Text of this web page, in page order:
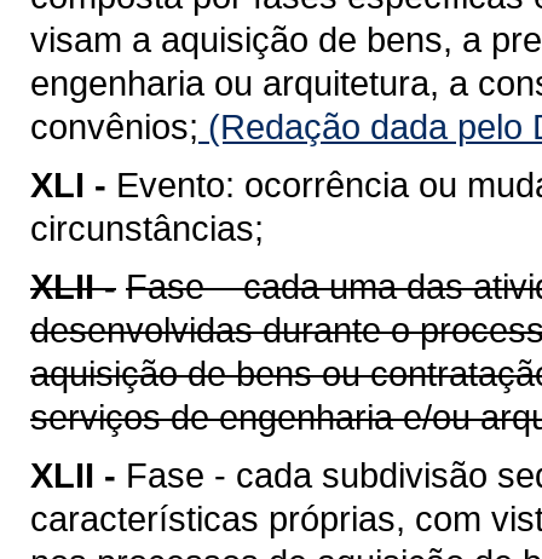
visam a aquisição de bens, a
engenharia ou arquitetura, a
convênios; (Redação dada pelo
XLI - Evento: ocorrência ou
circunstâncias;
XLII - Fase – cada uma das
desenvolvidas durante o
aquisição de bens ou
serviços de engenharia e/ou
XLII - Fase - cada subdivisão
características próprias, com